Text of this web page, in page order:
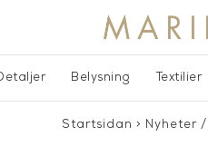
Detaljer Belysning Textilier
Startsidan > Nyheter /